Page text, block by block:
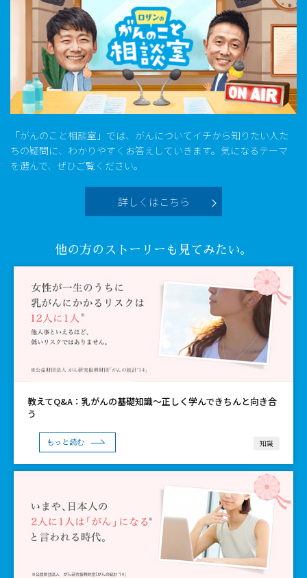
「がんのこと相談室」では、がんについてイチから知りたい人た
ちの疑問に、わかりやすくお答えしていきます。気になるテーマ
を選んで、ぜひご覧ください。
詳しくはこちら
他の方のストーリーも見てみたい。
教えてQ&A：乳がんの基礎知識〜正しく学んできちんと向き合
う
もっと読む 知識